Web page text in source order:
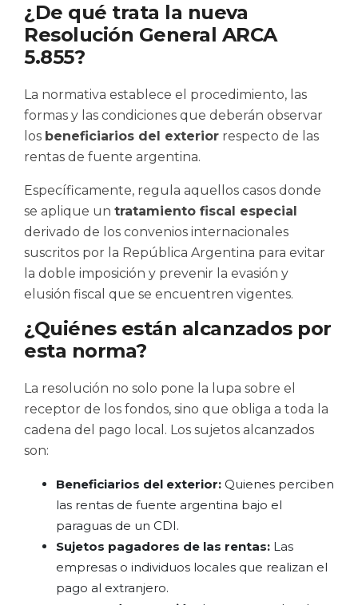
¿De qué trata la nueva
Resolución General ARCA
5.855?
La normativa establece el procedimiento, las
formas y las condiciones que deberán observar
los beneficiarios del exterior respecto de las
rentas de fuente argentina.
Específicamente, regula aquellos casos donde
se aplique un tratamiento fiscal especial
derivado de los convenios internacionales
suscritos por la República Argentina para evitar
la doble imposición y prevenir la evasión y
elusión fiscal que se encuentren vigentes.
¿Quiénes están alcanzados por
esta norma?
La resolución no solo pone la lupa sobre el
receptor de los fondos, sino que obliga a toda la
cadena del pago local. Los sujetos alcanzados
son:
Beneficiarios del exterior: Quienes perciben
las rentas de fuente argentina bajo el
paraguas de un CDI.
Sujetos pagadores de las rentas: Las
empresas o individuos locales que realizan el
pago al extranjero.